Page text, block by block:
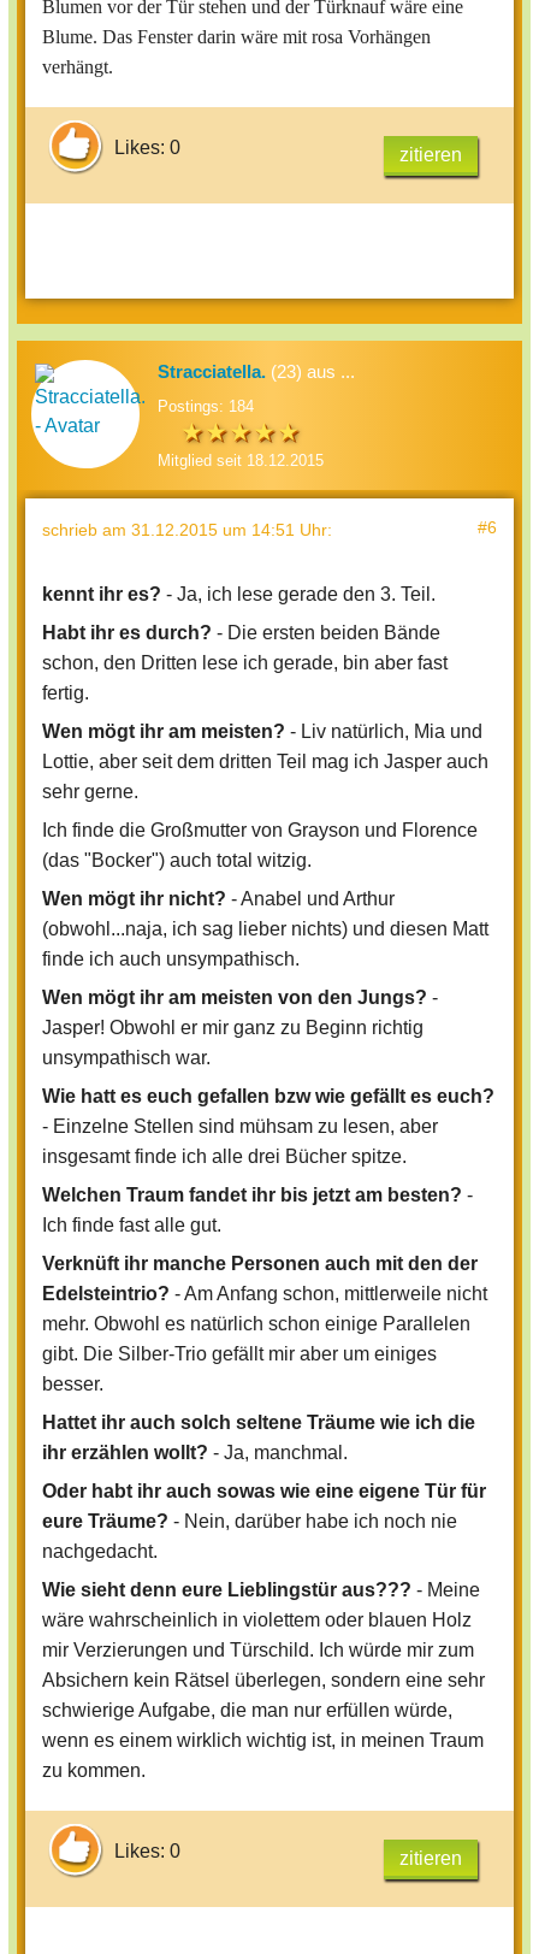
Blumen vor der Tür stehen und der Türknauf wäre eine
Blume. Das Fenster darin wäre mit rosa Vorhängen
verhängt.
Likes: 0 zitieren
Stracciatella. (23) aus ...
Postings: 184
Mitglied seit 18.12.2015
schrieb am 31.12.2015 um 14:51 Uhr: #6
kennt ihr es? - Ja, ich lese gerade den 3. Teil.
Habt ihr es durch? - Die ersten beiden Bände
schon, den Dritten lese ich gerade, bin aber fast
fertig.
Wen mögt ihr am meisten? - Liv natürlich, Mia und
Lottie, aber seit dem dritten Teil mag ich Jasper auch
sehr gerne.
Ich finde die Großmutter von Grayson und Florence
(das "Bocker") auch total witzig.
Wen mögt ihr nicht? - Anabel und Arthur
(obwohl...naja, ich sag lieber nichts) und diesen Matt
finde ich auch unsympathisch.
Wen mögt ihr am meisten von den Jungs? -
Jasper! Obwohl er mir ganz zu Beginn richtig
unsympathisch war.
Wie hatt es euch gefallen bzw wie gefällt es euch?
- Einzelne Stellen sind mühsam zu lesen, aber
insgesamt finde ich alle drei Bücher spitze.
Welchen Traum fandet ihr bis jetzt am besten? -
Ich finde fast alle gut.
Verknüft ihr manche Personen auch mit den der
Edelsteintrio? - Am Anfang schon, mittlerweile nicht
mehr. Obwohl es natürlich schon einige Parallelen
gibt. Die Silber-Trio gefällt mir aber um einiges
besser.
Hattet ihr auch solch seltene Träume wie ich die
ihr erzählen wollt? - Ja, manchmal.
Oder habt ihr auch sowas wie eine eigene Tür für
eure Träume? - Nein, darüber habe ich noch nie
nachgedacht.
Wie sieht denn eure Lieblingstür aus??? - Meine
wäre wahrscheinlich in violettem oder blauen Holz
mir Verzierungen und Türschild. Ich würde mir zum
Absichern kein Rätsel überlegen, sondern eine sehr
schwierige Aufgabe, die man nur erfüllen würde,
wenn es einem wirklich wichtig ist, in meinen Traum
zu kommen.
Likes: 0 zitieren